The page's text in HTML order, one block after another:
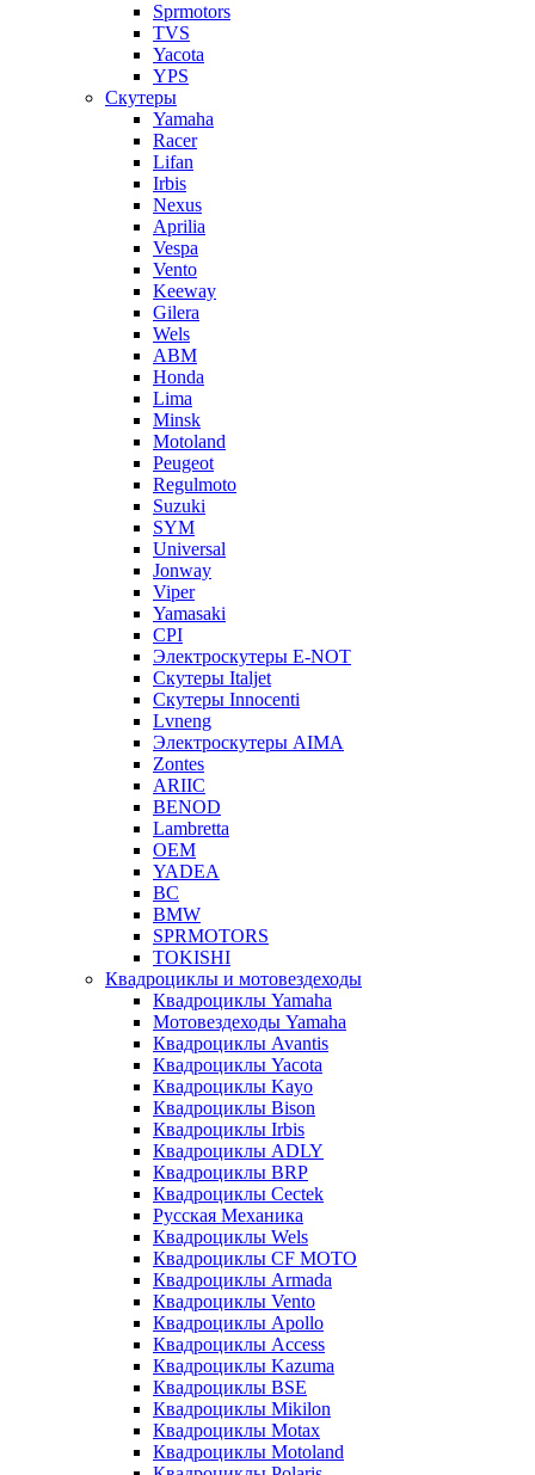
Sprmotors
TVS
Yacota
YPS
Скутеры
Yamaha
Racer
Lifan
Irbis
Nexus
Aprilia
Vespa
Vento
Keeway
Gilera
Wels
ABM
Honda
Lima
Minsk
Motoland
Peugeot
Regulmoto
Suzuki
SYM
Universal
Jonway
Viper
Yamasaki
CPI
Электроскутеры E-NOT
Скутеры Italjet
Скутеры Innocenti
Lvneng
Электроскутеры AIMA
Zontes
ARIIC
BENOD
Lambretta
OEM
YADEA
BC
BMW
SPRMOTORS
TOKISHI
Квадроциклы и мотовездеходы
Квадроциклы Yamaha
Мотовездеходы Yamaha
Квадроциклы Avantis
Квадроциклы Yacota
Квадроциклы Kayo
Квадроциклы Bison
Квадроциклы Irbis
Квадроциклы ADLY
Квадроциклы BRP
Квадроциклы Cectek
Русская Механика
Квадроциклы Wels
Квадроциклы CF MOTO
Квадроциклы Armada
Квадроциклы Vento
Квадроциклы Apollo
Квадроциклы Access
Квадроциклы Kazuma
Квадроциклы BSE
Квадроциклы Mikilon
Квадроциклы Motax
Квадроциклы Motoland